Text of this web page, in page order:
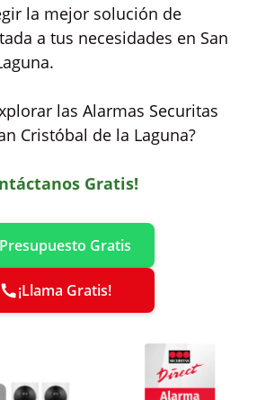
la mejor solución de
a tus necesidades en San
las Alarmas Securitas
Cristóbal de la Laguna?
Gratis!
Presupuesto Gratis
¡Llama Gratis!